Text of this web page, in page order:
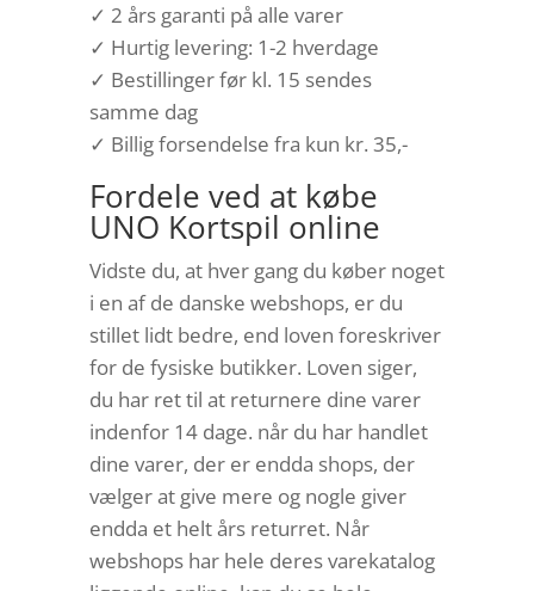
✓ 2 års garanti på alle varer
✓ Hurtig levering: 1-2 hverdage
✓ Bestillinger før kl. 15 sendes
samme dag
✓ Billig forsendelse fra kun kr. 35,-
Fordele ved at købe
UNO Kortspil online
Vidste du, at hver gang du køber noget
i en af de danske webshops, er du
stillet lidt bedre, end loven foreskriver
for de fysiske butikker. Loven siger,
du har ret til at returnere dine varer
indenfor 14 dage. når du har handlet
dine varer, der er endda shops, der
vælger at give mere og nogle giver
endda et helt års returret. Når
webshops har hele deres varekatalog